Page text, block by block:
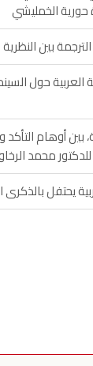
حورية الخمليشي
بين النظرية
حول
أوهام التأكد
محمد
يحتفل بالذكرى